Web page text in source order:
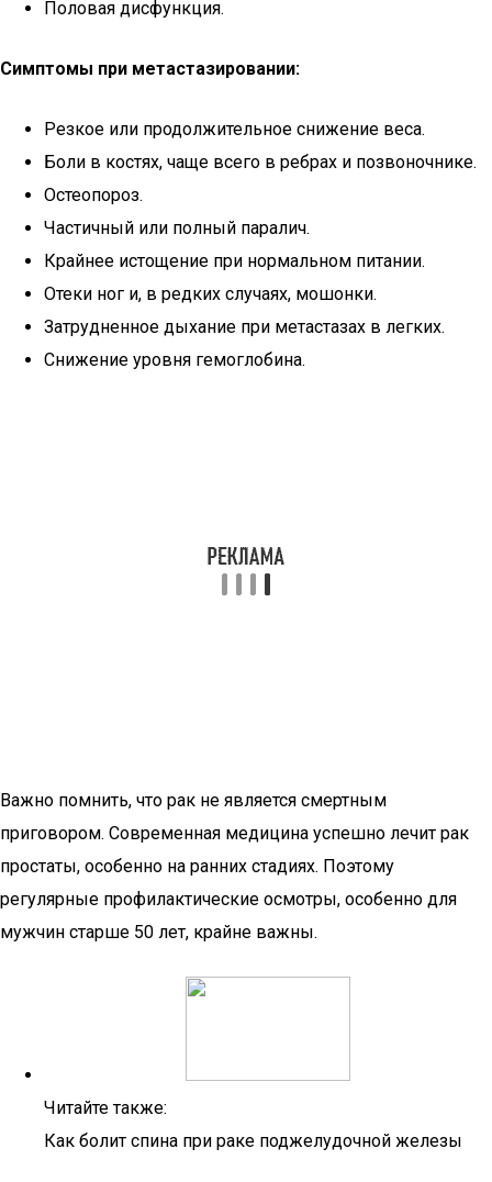
Половая дисфункция.
Симптомы при метастазировании:
Резкое или продолжительное снижение веса.
Боли в костях, чаще всего в ребрах и позвоночнике.
Остеопороз.
Частичный или полный паралич.
Крайнее истощение при нормальном питании.
Отеки ног и, в редких случаях, мошонки.
Затрудненное дыхание при метастазах в легких.
Снижение уровня гемоглобина.
Важно помнить, что рак не является смертным
приговором. Современная медицина успешно лечит рак
простаты, особенно на ранних стадиях. Поэтому
регулярные профилактические осмотры, особенно для
мужчин старше 50 лет, крайне важны.
Читайте также:
Как болит спина при раке поджелудочной железы